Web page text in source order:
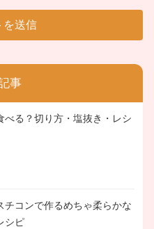
事
べる？切り方・塩抜き・レシ
チコンで作るめちゃ柔らかな
シピ